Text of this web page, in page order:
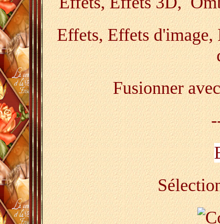
Effets, Effets d'image,
Fusionner